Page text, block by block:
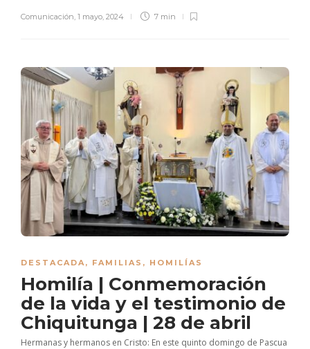
Comunicación, 1 mayo, 2024 7 min
DESTACADA, FAMILIAS , HOMILÍAS
Homilía | Conmemoración
de la vida y el testimonio de
Chiquitunga | 28 de abril
Hermanas y hermanos en Cristo: En este quinto domingo de Pascua